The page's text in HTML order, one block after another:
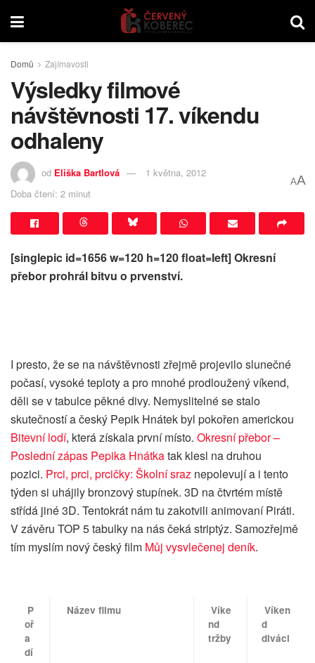
Domů Zajímavosti
Výsledky filmové
návštěvnosti 17. víkendu
odhaleny
od Eliška Bartlová
1 května, 2012
Doba čtení: 2 minut
AA
[singlepic id=1656 w=120 h=120 float=left]Okresní
přebor prohrál bitvu o prvenství.
I presto, že se na návštěvnosti zřejmě projevilo slunečné
počasí, vysoké teploty a pro mnohé prodloužený víkend,
děli se v tabulce pěkné divy. Nemyslitelné se stalo
skutečností a český Pepik Hnátek byl pokořen americkou
Bitevní lodí, která získala první místo. Okresní přebor –
Poslední zápas Pepika Hnátkatak klesl na druhou
pozici. Prci, prci, prcičky: Školní sraz nepolevují a i tento
týden si uhájily bronzový stupínek. 3D na čtvrtém místě
střídá jiné 3D. Tentokrát nám tu zakotvili animovaní Piráti.
V závěru TOP 5 tabulky na nás čeká striptýz. Samozřejmě
tím myslím nový český film Můj vysvlečenej deník.
P
oř
a
dí
Název filmu
Víke
nd
tržby
Víken
d
diváci